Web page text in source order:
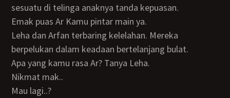
sesuatu di telinga anaknya tanda kepuasan.
Emak puas Ar Kamu pintar main ya.
Leha dan Arfan terbaring kelelahan. Mereka
berpelukan dalam keadaan bertelanjang bulat.
Apa yang kamu rasa Ar? Tanya Leha.
nikmat mak..
Mau lagi..?